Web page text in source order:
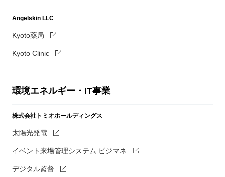
Angelskin LLC
Kyoto薬局
Kyoto Clinic
環境エネルギー・IT事業
株式会社トミオホールディングス
太陽光発電
イベント来場管理システム ビジマネ
デジタル監督